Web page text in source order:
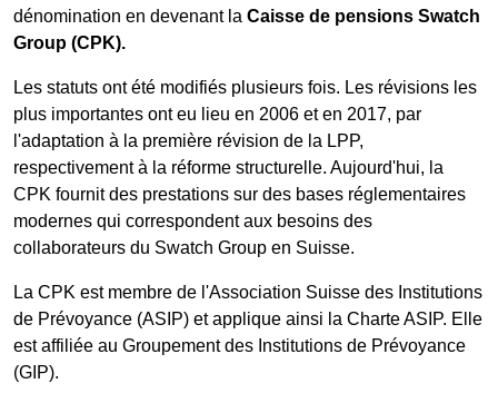
dénomination en devenant la Caisse de pensions Swatch
Group (CPK).
Les statuts ont été modifiés plusieurs fois. Les révisions les
plus importantes ont eu lieu en 2006 et en 2017, par
l'adaptation à la première révision de la LPP,
respectivement à la réforme structurelle. Aujourd'hui, la
CPK fournit des prestations sur des bases réglementaires
modernes qui correspondent aux besoins des
collaborateurs du Swatch Group en Suisse.
La CPK est membre de l'Association Suisse des Institutions
de Prévoyance (ASIP) et applique ainsi la Charte ASIP. Elle
est affiliée au Groupement des Institutions de Prévoyance
(GIP).